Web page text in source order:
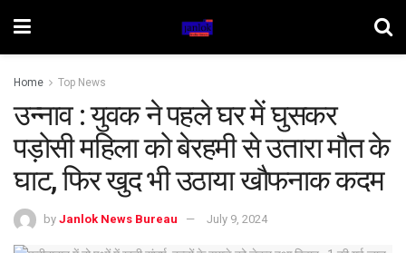
Home Top News
उन्नाव : युवक ने पहले घर में घुसकर
पड़ोसी महिला को बेरहमी से उतारा मौत के
घाट, फिर खुद भी उठाया खौफनाक कदम
by Janlok News Bureau July 9, 2024